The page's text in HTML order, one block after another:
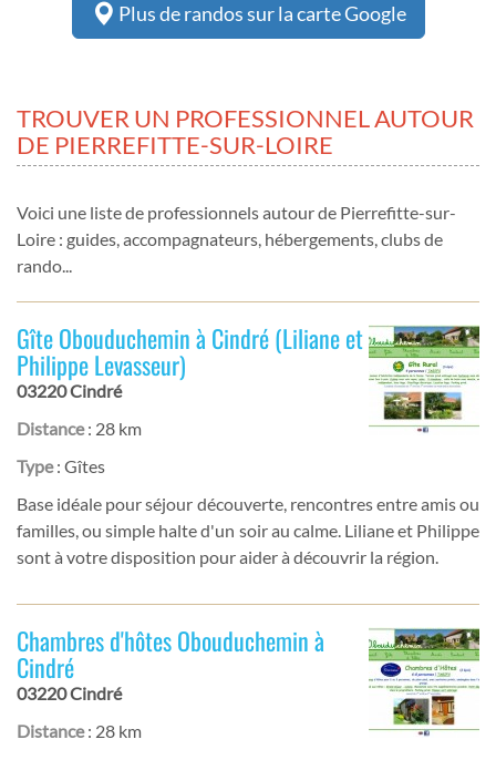
Plus de randos sur la carte Google
TROUVER UN PROFESSIONNEL AUTOUR
DE PIERREFITTE-SUR-LOIRE
Voici une liste de professionnels autour de Pierrefitte-sur-
Loire : guides, accompagnateurs, hébergements, clubs de
rando...
Gîte Obouduchemin à Cindré (Liliane et
Philippe Levasseur)
03220 Cindré
Distance: 28 km
Type: Gîtes
Base idéale pour séjour découverte, rencontres entre amis ou
familles, ou simple halte d'un soir au calme. Liliane et Philippe
sont à votre disposition pour aider à découvrir la région.
Chambres d'hôtes Obouduchemin à
Cindré
03220 Cindré
Distance: 28 km